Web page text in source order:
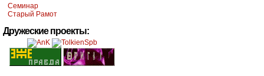
Семинар
Старый Рамот
Дружеские проекты: